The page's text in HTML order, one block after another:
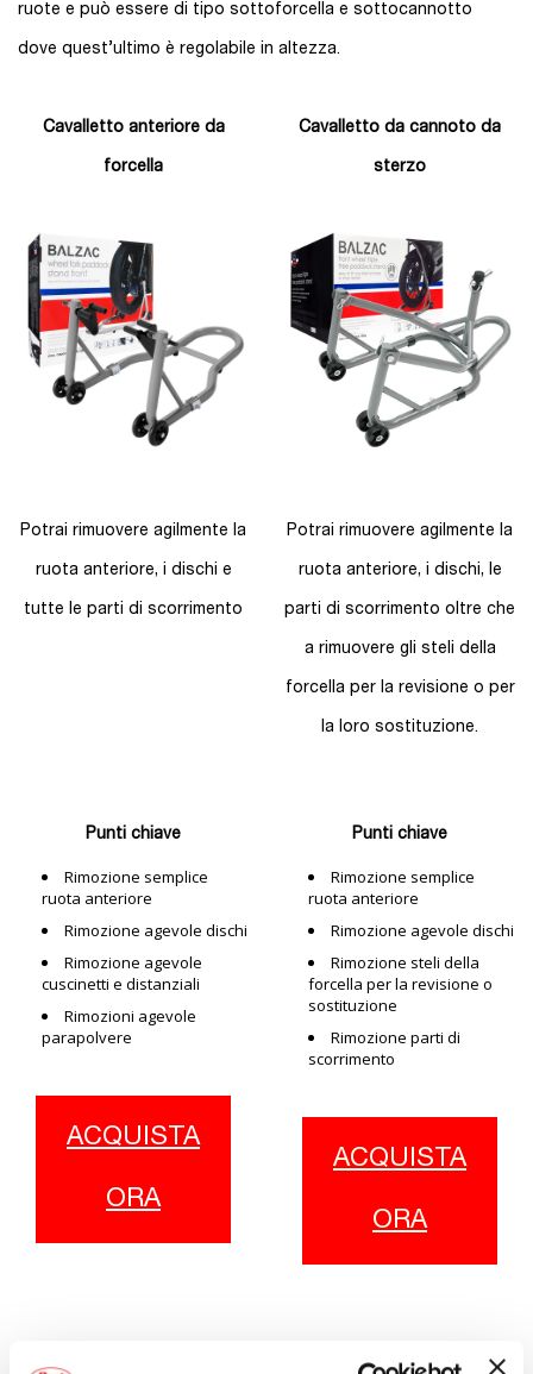
ruote e può essere di tipo sottoforcella e sottocannotto
dove quest’ultimo è regolabile in altezza.
Cavalletto anteriore da
forcella
Cavalletto da cannoto da
sterzo
Potrai rimuovere agilmente la
ruota anteriore, i dischi e
tutte le parti di scorrimento
Potrai rimuovere agilmente la
ruota anteriore, i dischi, le
parti di scorrimento oltre che
a rimuovere gli steli della
forcella per la revisione o per
la loro sostituzione.
Punti chiave
Rimozione semplice
ruota anteriore
Rimozione agevole dischi
Rimozione agevole
cuscinetti e distanziali
Rimozioni agevole
parapolvere
ACQUISTA
ORA
Punti chiave
Rimozione semplice
ruota anteriore
Rimozione agevole dischi
Rimozione steli della
forcella per la revisione o
sostituzione
Rimozione parti di
scorrimento
ACQUISTA
ORA